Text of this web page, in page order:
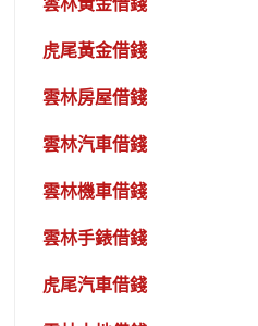
雲林黃金借錢
虎尾黃金借錢
雲林房屋借錢
雲林汽車借錢
雲林機車借錢
雲林手錶借錢
虎尾汽車借錢